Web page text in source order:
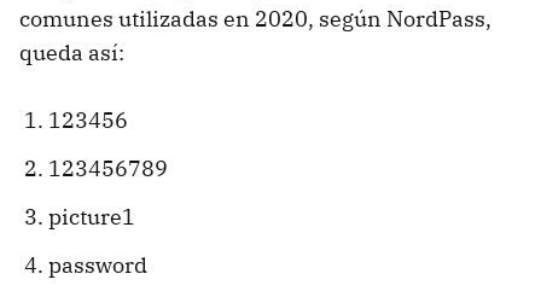
comunes utilizadas en 2020, según NordPass,
queda así:
123456
123456789
picture1
password